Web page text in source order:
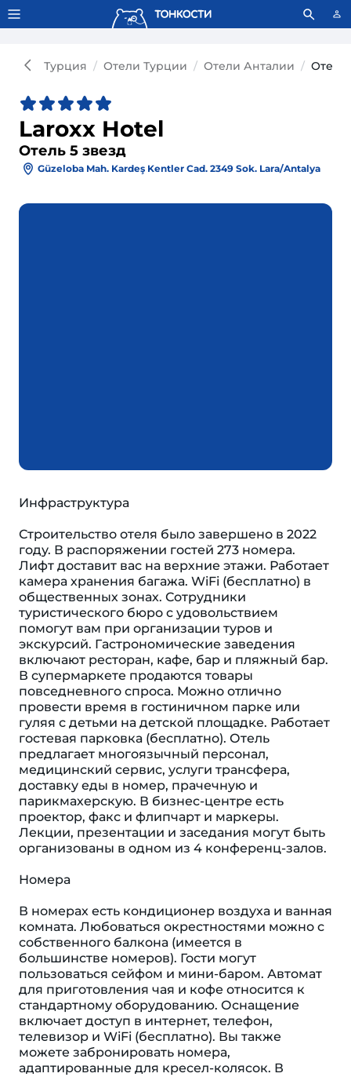
Тонкости используют сookie-файлы. Что это значит?
Турция Отели Турции Отели Анталии Отель
Laroxx Hotel
Отель 5 звезд
Güzeloba Mah. Kardeş Kentler Cad. 2349 Sok. Lara/Antalya
Инфраструктура
Строительство отеля было завершено в 2022
году. В распоряжении гостей 273 номера.
Лифт доставит вас на верхние этажи. Работает
камера хранения багажа. WiFi (бесплатно) в
общественных зонах. Сотрудники
туристического бюро с удовольствием
помогут вам при организации туров и
экскурсий. Гастрономические заведения
включают ресторан, кафе, бар и пляжный бар.
В супермаркете продаются товары
повседневного спроса. Можно отлично
провести время в гостиничном парке или
гуляя с детьми на детской площадке. Работает
гостевая парковка (бесплатно). Отель
предлагает многоязычный персонал,
медицинский сервис, услуги трансфера,
доставку еды в номер, прачечную и
парикмахерскую. В бизнес-центре есть
проектор, факс и флипчарт и маркеры.
Лекции, презентации и заседания могут быть
организованы в одном из 4 конференц-залов.
Номера
В номерах есть кондиционер воздуха и ванная
комната. Любоваться окрестностями можно с
собственного балкона (имеется в
большинстве номеров). Гости могут
пользоваться сейфом и мини-баром. Автомат
для приготовления чая и кофе относится к
стандартному оборудованию. Оснащение
включает доступ в интернет, телефон,
телевизор и WiFi (бесплатно). Вы также
можете забронировать номера,
адаптированные для кресел-колясок. В